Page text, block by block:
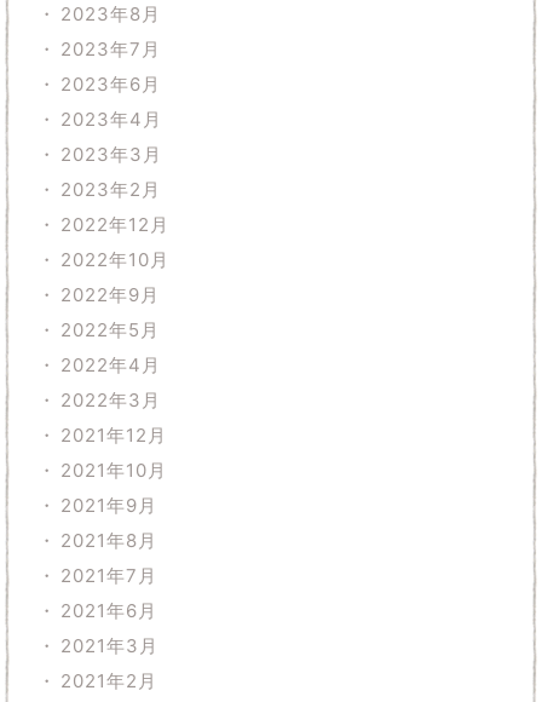
2023年8月
2023年7月
2023年6月
2023年4月
2023年3月
2023年2月
2022年12月
2022年10月
2022年9月
2022年5月
2022年4月
2022年3月
2021年12月
2021年10月
2021年9月
2021年8月
2021年7月
2021年6月
2021年3月
2021年2月